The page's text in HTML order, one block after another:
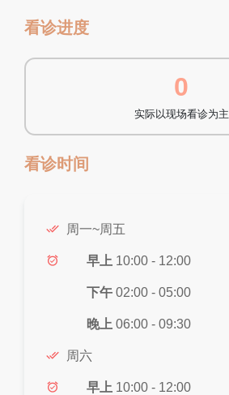
看诊进度
0
实际以现场看诊为主
看诊时间
done_all 周一~周五
alarm_on 早上 10:00 - 12:00
下午 02:00 - 05:00
晚上 06:00 - 09:30
done_all 周六
alarm_on 早上 10:00 - 12:00